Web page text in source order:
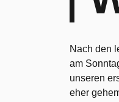
Nach den
am
unseren
eher